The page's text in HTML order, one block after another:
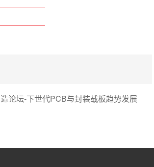
论坛-下世代PCB与封装载板趋势发展